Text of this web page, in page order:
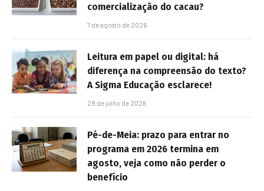
comercialização do cacau?
7 de agosto de 2026
Leitura em papel ou digital: há
diferença na compreensão do texto?
A Sigma Educação esclarece!
29 de julho de 2026
Pé-de-Meia: prazo para entrar no
programa em 2026 termina em
agosto, veja como não perder o
benefício